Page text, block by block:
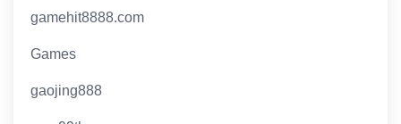
gamehit8888.com
Games
gaojing888